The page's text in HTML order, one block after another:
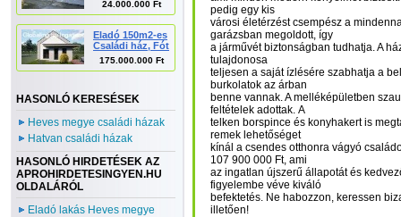
24.000.000 Ft
Eladó 150m2-es
Családi ház, Fót
175.000.000 Ft
HASONLÓ KERESÉSEK
Heves megye családi házak
Hatvan családi házak
HASONLÓ HIRDETÉSEK AZ
APROHIRDETESINGYEN.HU
OLDALÁRÓL
Eladó lakás Heves megye
pedig egy kis
városi életérzést csempész a
garázsban megoldott, így
a járművét biztonságban tudhatja. A
tulajdonosa
teljesen a saját ízlésére szabhatja a
burkolatok az árban
benne vannak. A melléképületben
feltételek adottak. A
telken borspince és konyhakert is
remek lehetőséget
kínál a csendes otthonra vágyó
107 900 000 Ft, ami
az ingatlan újszerű állapotát és
figyelembe véve kiváló
befektetés. Ne habozzon, keressen
illetően!